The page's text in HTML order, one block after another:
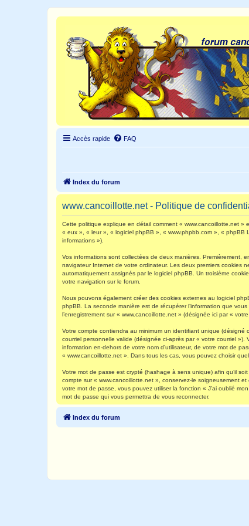
Accès rapide FAQ
Index du forum
www.cancoillotte.net - Politique de
Cette politique explique en détail comment « www.cancoillotte.net
« eux », « leur », « logiciel phpBB », « www.phpbb.com », « phpBB
informations »).
Vos informations sont collectées de deux manières. Premièrement,
navigateur Internet de votre ordinateur. Les deux premiers cookies
automatiquement assignés par le logiciel phpBB. Un troisième
votre navigation sur le forum.
Nous pouvons également créer des cookies externes au logiciel
phpBB. La seconde manière est de récupérer l’information que
l’enregistrement sur « www.cancoillotte.net » (désignée ici par «
Votre compte contiendra au minimum un identifiant unique
courriel personnelle valide (désignée ci-après par « votre courriel
information en-dehors de votre nom d’utilisateur, de votre mot de
« www.cancoillotte.net ». Dans tous les cas, vous pouvez choisir
Votre mot de passe est crypté (hashage à sens unique) afin qu’il
compte sur « www.cancoillotte.net », conservez-le soigneusement
votre mot de passe, vous pouvez utiliser la fonction « J’ai oublié
mot de passe qui vous permettra de vous reconnecter.
Index du forum